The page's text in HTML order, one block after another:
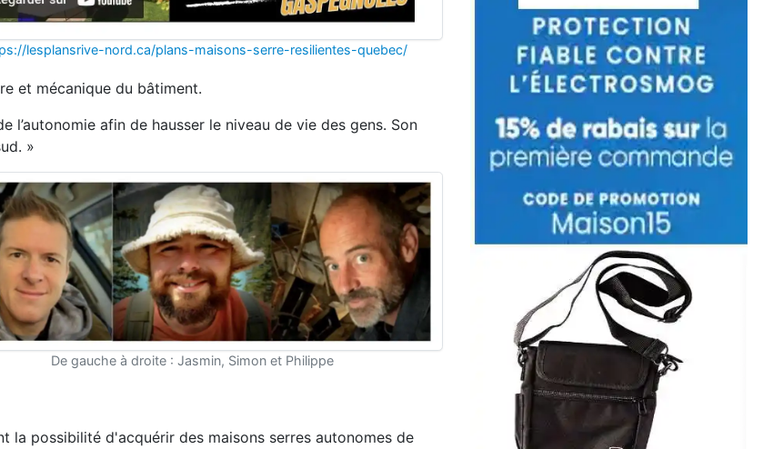
lesplansrive-nord.ca/plans-maisons-serre-resilientes-quebec/
et mécanique du bâtiment.
afin de hausser le niveau de vie des gens. Son
»
De gauche à droite : Jasmin, Simon et Philippe
la possibilité d'acquérir des maisons serres autonomes de